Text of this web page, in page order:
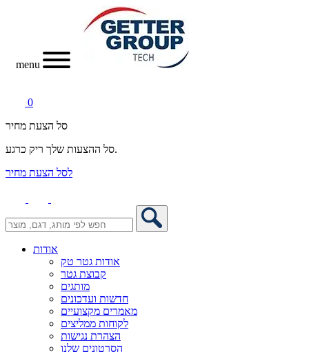
menu
0
סל הצעת מחיר
סל ההצעות שלך ריק כרגע.
לסל הצעת מחיר
אודות
אודות גטר טק
קבוצת גטר
מותגים
חדשות ועדכונים
מאמרים מקצועיים
לקוחות ממליצים
הצהרת נגישות
הסרטונים שלנו